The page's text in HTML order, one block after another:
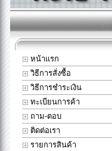
หน้าแรก
วิธีการสั่งซื้อ
วิธีการชำระเงิน
ทะเบียนการค้า
ถาม-ตอบ
ติดต่อเรา
รายการสินค้า